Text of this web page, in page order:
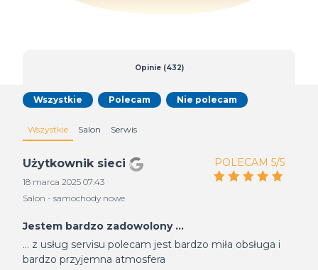
Opinie (432)
Wszystkie Salon Serwis
Wszystkie Polecam Nie polecam
Użytkownik sieci
18 marca 2025 07:43
Salon - samochody nowe
POLECAM 5/5
Jestem bardzo zadowolony ...
... z usług servisu polecam jest bardzo miła obsługa i
bardzo przyjemna atmosfera